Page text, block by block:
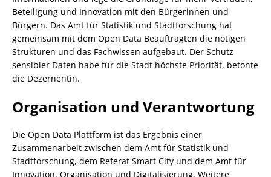
Beteiligung und Innovation mit den Bürgerinnen und
Bürgern. Das Amt für Statistik und Stadtforschung hat
gemeinsam mit dem Open Data Beauftragten die nötigen
Strukturen und das Fachwissen aufgebaut. Der Schutz
sensibler Daten habe für die Stadt höchste Priorität, betonte
die Dezernentin.
Organisation und Verantwortung
Die Open Data Plattform ist das Ergebnis einer
Zusammenarbeit zwischen dem Amt für Statistik und
Stadtforschung, dem Referat Smart City und dem Amt für
Innovation, Organisation und Digitalisierung. Weitere